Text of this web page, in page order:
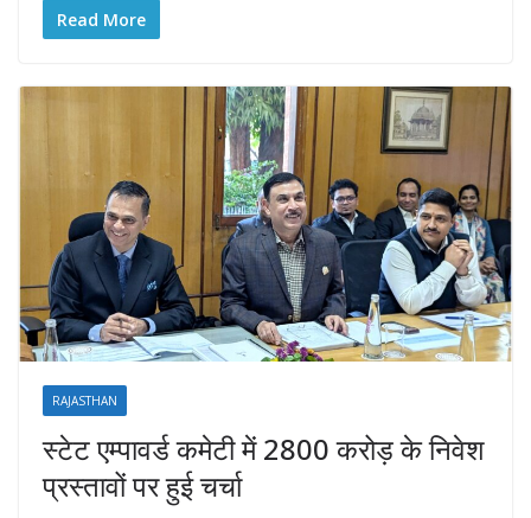
Read More
RAJASTHAN
स्टेट एम्पावर्ड कमेटी में 2800 करोड़ के निवेश
प्रस्तावों पर हुई चर्चा